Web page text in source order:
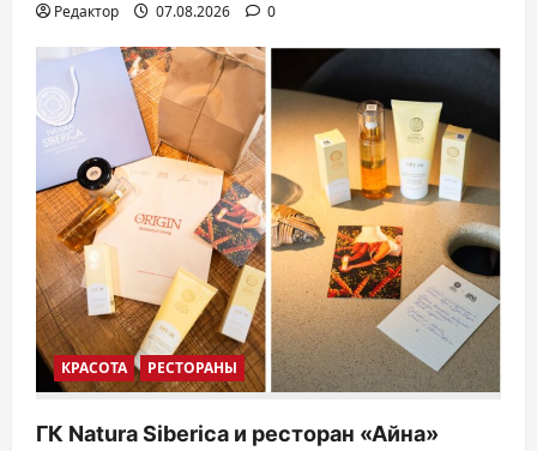
Редактор 07.08.2026 0
КРАСОТА РЕСТОРАНЫ
ГК Natura Siberica и ресторан «Айна»